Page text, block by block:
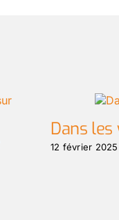
Dans les
12 février 2025